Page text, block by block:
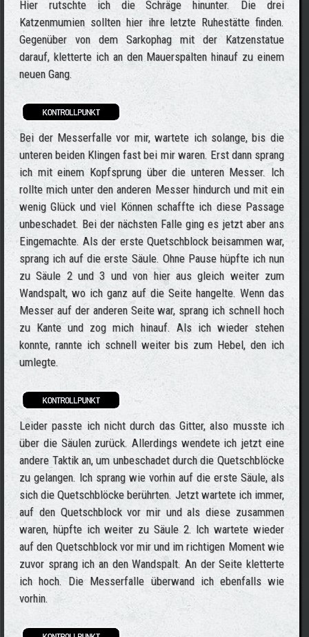
Hier rutschte ich die Schräge hinunter. Die drei
Katzenmumien sollten hier ihre letzte Ruhestätte finden.
Gegenüber von dem Sarkophag mit der Katzenstatue
darauf, kletterte ich an den Mauerspalten hinauf zu einem
neuen Gang.
Bei der Messerfalle vor mir, wartete ich solange, bis die
unteren beiden Klingen fast bei mir waren. Erst dann sprang
ich mit einem Kopfsprung über die unteren Messer. Ich
rollte mich unter den anderen Messer hindurch und mit ein
wenig Glück und viel Können schaffte ich diese Passage
unbeschadet. Bei der nächsten Falle ging es jetzt aber ans
Eingemachte. Als der erste Quetschblock beisammen war,
sprang ich auf die erste Säule. Ohne Pause hüpfte ich nun
zu Säule 2 und 3 und von hier aus gleich weiter zum
Wandspalt, wo ich ganz auf die Seite hangelte. Wenn das
Messer auf der anderen Seite war, sprang ich schnell hoch
zu Kante und zog mich hinauf. Als ich wieder stehen
konnte, rannte ich schnell weiter bis zum Hebel, den ich
umlegte.
Leider passte ich nicht durch das Gitter, also musste ich
über die Säulen zurück. Allerdings wendete ich jetzt eine
andere Taktik an, um unbeschadet durch die Quetschblöcke
zu gelangen. Ich sprang wie vorhin auf die erste Säule, als
sich die Quetschblöcke berührten. Jetzt wartete ich immer,
auf den Quetschblock vor mir und als diese zusammen
waren, hüpfte ich weiter zu Säule 2. Ich wartete wieder
auf den Quetschblock vor mir und im richtigen Moment wie
zuvor sprang ich an den Wandspalt. An der Seite kletterte
ich hoch. Die Messerfalle überwand ich ebenfalls wie
vorhin.